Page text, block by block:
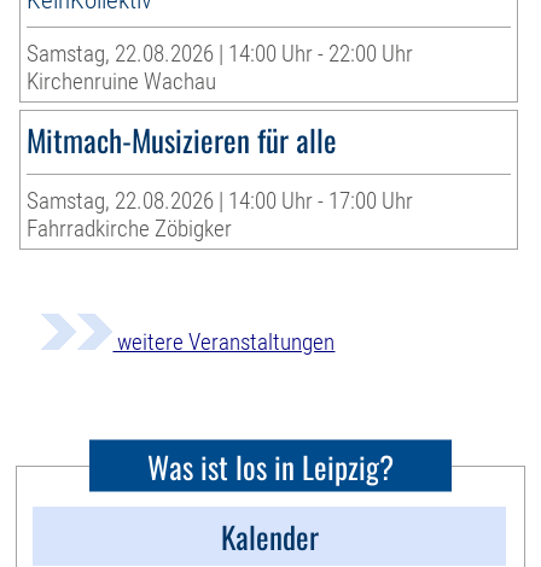
Samstag, 22.08.2026 | 14:00 Uhr - 22:00 Uhr
Kirchenruine Wachau
Mitmach-Musizieren für alle
Samstag, 22.08.2026 | 14:00 Uhr - 17:00 Uhr
Fahrradkirche Zöbigker
weitere Veranstaltungen
Was ist los in Leipzig?
Kalender